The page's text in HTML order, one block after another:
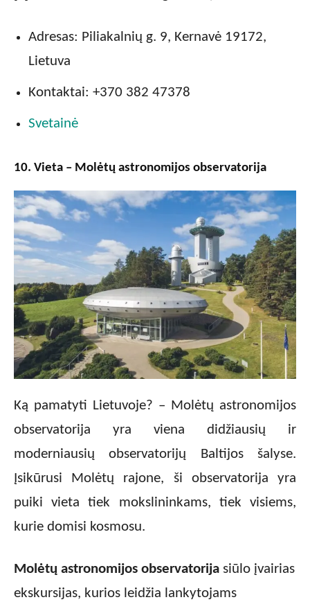
Adresas: Piliakalnių g. 9, Kernavė 19172,
Lietuva
Kontaktai: +370 382 47378
Svetainė
10. Vieta – Molėtų astronomijos observatorija
Ką pamatyti Lietuvoje? – Molėtų astronomijos
observatorija yra viena didžiausių ir
moderniausių observatorijų Baltijos šalyse.
Įsikūrusi Molėtų rajone, ši observatorija yra
puiki vieta tiek mokslininkams, tiek visiems,
kurie domisi kosmosu.
Molėtų astronomijos observatorija siūlo įvairias
ekskursijas, kurios leidžia lankytojams